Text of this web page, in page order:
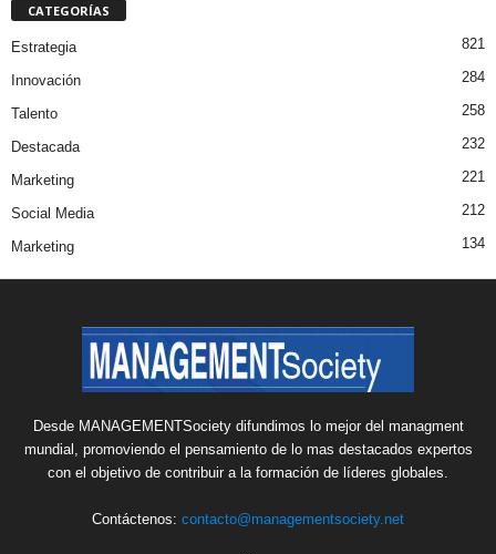
CATEGORÍAS
Estrategia 821
Innovación 284
Talento 258
Destacada 232
Marketing 221
Social Media 212
Marketing 134
Desde MANAGEMENTSociety difundimos lo mejor del managment
mundial, promoviendo el pensamiento de lo mas destacados expertos
con el objetivo de contribuir a la formación de líderes globales.
Contáctenos: contacto@managementsociety.net